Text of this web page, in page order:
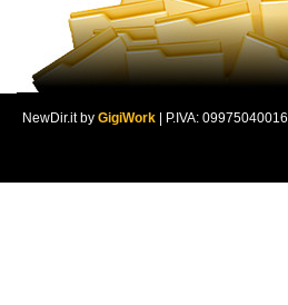
NewDir.it by GigiWork | P.IVA: 09975040016